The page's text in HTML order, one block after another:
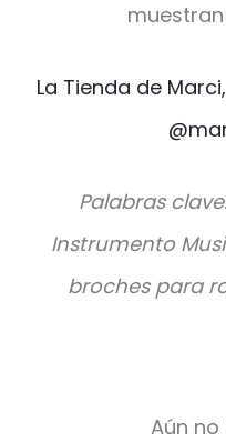
La Tienda de Marci,
Palabras
Instrumento
broches para
Aún